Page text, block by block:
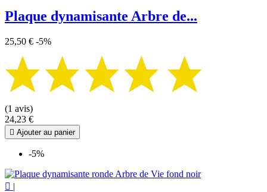
Plaque dynamisante Arbre de...
25,50 € -5%
(1 avis)
24,23 €
 Ajouter au panier
-5%
 |